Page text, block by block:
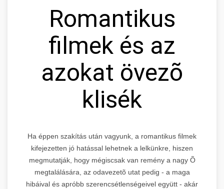
Romantikus
filmek és az
azokat övezõ
klisék
Ha éppen szakítás után vagyunk, a romantikus filmek
kifejezetten jó hatással lehetnek a lelkünkre, hiszen
megmutatják, hogy mégiscsak van remény a nagy Õ
megtalálására, az odavezetõ utat pedig - a maga
hibáival és apróbb szerencsétlenségeivel együtt - akár